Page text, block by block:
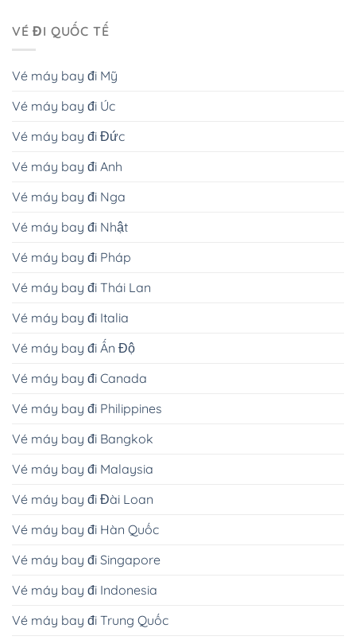
VÉ ĐI QUỐC TẾ
Vé máy bay đi Mỹ
Vé máy bay đi Úc
Vé máy bay đi Đức
Vé máy bay đi Anh
Vé máy bay đi Nga
Vé máy bay đi Nhật
Vé máy bay đi Pháp
Vé máy bay đi Thái Lan
Vé máy bay đi Italia
Vé máy bay đi Ấn Độ
Vé máy bay đi Canada
Vé máy bay đi Philippines
Vé máy bay đi Bangkok
Vé máy bay đi Malaysia
Vé máy bay đi Đài Loan
Vé máy bay đi Hàn Quốc
Vé máy bay đi Singapore
Vé máy bay đi Indonesia
Vé máy bay đi Trung Quốc